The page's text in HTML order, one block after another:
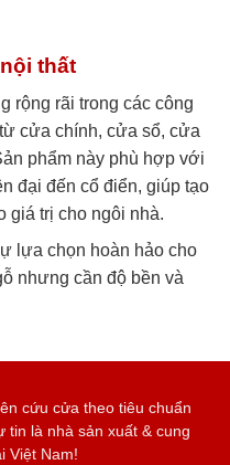
thất
rộng rãi trong các công
cửa chính, cửa sổ, cửa
phẩm này phù hợp với
đại đến cổ điển, giúp tạo
giá trị cho ngôi nhà.
lựa chọn hoàn hảo cho
nhưng cần độ bền và
cứu cửa theo tiêu chuẩn
tin là nhà sản xuất & cung
Việt Nam!